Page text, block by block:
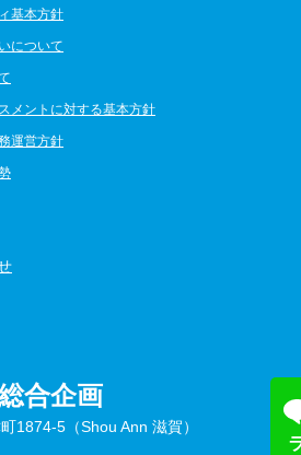
基本方針
について
メントに対する基本方針
運営方針
合企画
1874-5（Shou Ann 滋賀）